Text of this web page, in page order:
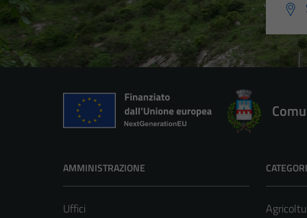
AMMINISTRAZIONE
Uffici